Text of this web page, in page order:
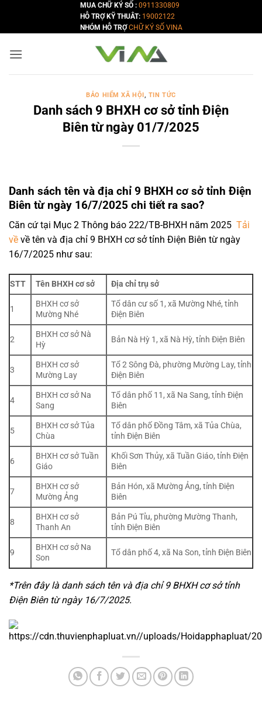
nội
dung
MUA CHỮ KÝ SỐ : 0911330809
HỖ TRỢ KỸ THUÂT: 19002122
NHÓM HỖ TRỢCHỮ KÝ SỐ VINA
BẢO HIỂM XÃ HỘI, TIN TỨC
Danh sách 9 BHXH cơ sở tỉnh Điện
Biên từ ngày 01/7/2025
Danh sách tên và địa chỉ 9 BHXH cơ sở tỉnh Điện
Biên từ ngày 16/7/2025 chi tiết ra sao?
Căn cứ tại Mục 2 Thông báo 222/TB-BHXH năm 2025 Tải
về về tên và địa chỉ 9 BHXH cơ sở tỉnh Điện Biên từ ngày
16/7/2025 như sau:
STT Tên BHXH cơ sở Địa chỉ trụ sở
1
BHXH cơ sở
Mường Nhé
Tổ dân cư số 1, xã Mường Nhé, tỉnh
Điện Biên
2
BHXH cơ sở Nà
Hỳ
Bản Nà Hỳ 1, xã Nà Hỳ, tỉnh Điện Biên
3
BHXH cơ sở
Mường Lay
Tổ 2 Sông Đà, phường Mường Lay, tỉnh
Điện Biên
4
BHXH cơ sở Na
Sang
Tổ dân phố 11, xã Na Sang, tỉnh Điện
Biên
5
BHXH cơ sở Tủa
Chùa
Tổ dân phố Đồng Tâm, xã Tủa Chùa,
tỉnh Điện Biên
6
BHXH cơ sở Tuần
Giáo
Khối Sơn Thủy, xã Tuần Giáo, tỉnh Điện
Biên
7
BHXH cơ sở
Mường Ảng
Bản Hón, xã Mường Ảng, tỉnh Điện
Biên
8
BHXH cơ sở
Thanh An
Bản Pú Tỉu, phường Mường Thanh,
tỉnh Điện Biên
9
BHXH cơ sở Na
Son
Tổ dân phố 4, xã Na Son, tỉnh Điện Biên
*Trên đây là danh sách tên và địa chỉ 9 BHXH cơ sở tỉnh
Điện Biên từ ngày 16/7/2025.